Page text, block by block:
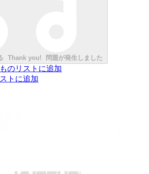
Thank you! 問題が発生しました
のリストに追加
トに追加